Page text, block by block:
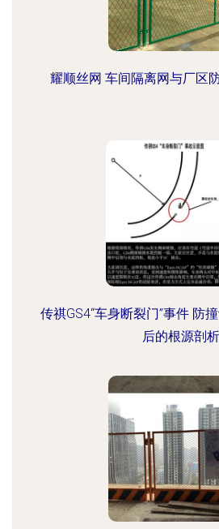
耀顺丝网 车间隔离网与厂区
传祺GS4“车身断裂门”事件 防
后的根源剖析